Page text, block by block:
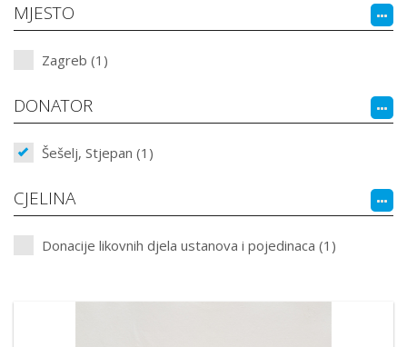
MJESTO
Zagreb (1)
DONATOR
Šešelj, Stjepan (1)
CJELINA
Donacije likovnih djela ustanova i pojedinaca (1)